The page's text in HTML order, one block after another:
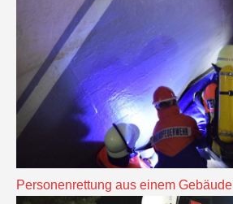
Personenrettung aus einem Gebäude